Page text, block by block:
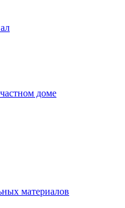
доме
материалов